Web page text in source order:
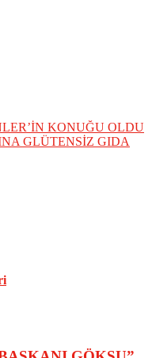
KONUĞU OLDU
GLÜTENSİZ GIDA